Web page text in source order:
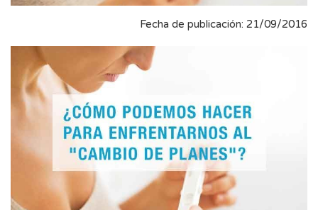
Fecha de publicación: 21/09/2016